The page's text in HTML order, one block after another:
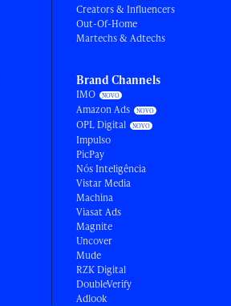
Creators & Influencers
Out-Of-Home
Martechs & Adtechs
Brand Channels
IMO
Amazon Ads
OPL Digital
Impulso
PicPay
Nós Inteligência
Vistar Media
Machina
Viasat Ads
Magnite
Uncover
Mude
RZK Digital
DoubleVerify
Adlook